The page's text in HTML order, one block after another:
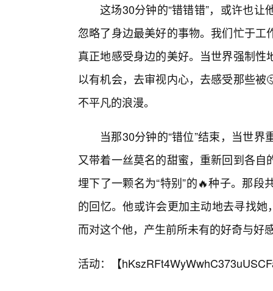
这场30分钟的“错错错”，或许也
忽略了身边最美好的事物。我们忙于
真正地感受身边的美好。当世界强制
以有机会，去审视内心，去感受那些
不平凡的浪漫。
当那30分钟的“错位”结束，当世
又带着一丝莫名的甜蜜，重新回到各
埋下了一颗名为“特别”的🔥种子。那
的回忆。他或许会更加主动地去寻找
而对这个他，产生前所未有的好奇与好
活动：【